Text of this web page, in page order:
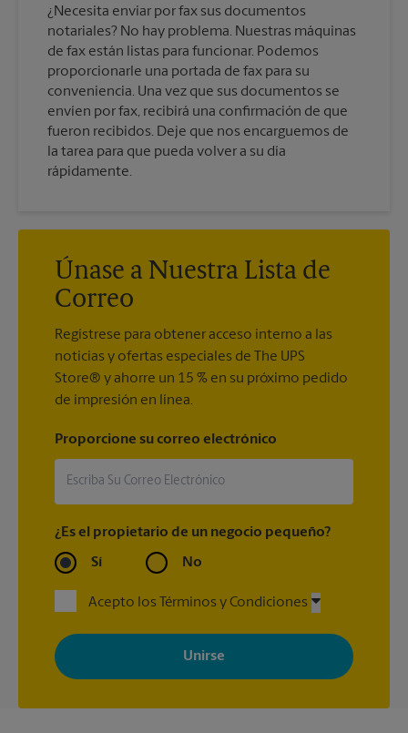
¿Necesita enviar por fax sus documentos
notariales? No hay problema. Nuestras máquinas
de fax están listas para funcionar. Podemos
proporcionarle una portada de fax para su
conveniencia. Una vez que sus documentos se
envíen por fax, recibirá una confirmación de que
fueron recibidos. Deje que nos encarguemos de
la tarea para que pueda volver a su día
rápidamente.
Únase a Nuestra Lista de
Correo
Regístrese para obtener acceso interno a las
noticias y ofertas especiales de The UPS
Store® y ahorre un 15 % en su próximo pedido
de impresión en línea.
Proporcione su correo electrónico
¿Es el propietario de un negocio pequeño?
Sí No
Acepto los Términos y Condiciones
Al registrarse, acepta recibir correos electrónicos de The UPS
Store con noticias, ofertas especiales, promociones y mensajes
adaptados a sus intereses. Puede darse de baja en cualquier
momento. Para más información, consulte nuestra política de